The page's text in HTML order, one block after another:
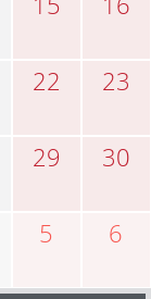
22 23
29 30
5 6